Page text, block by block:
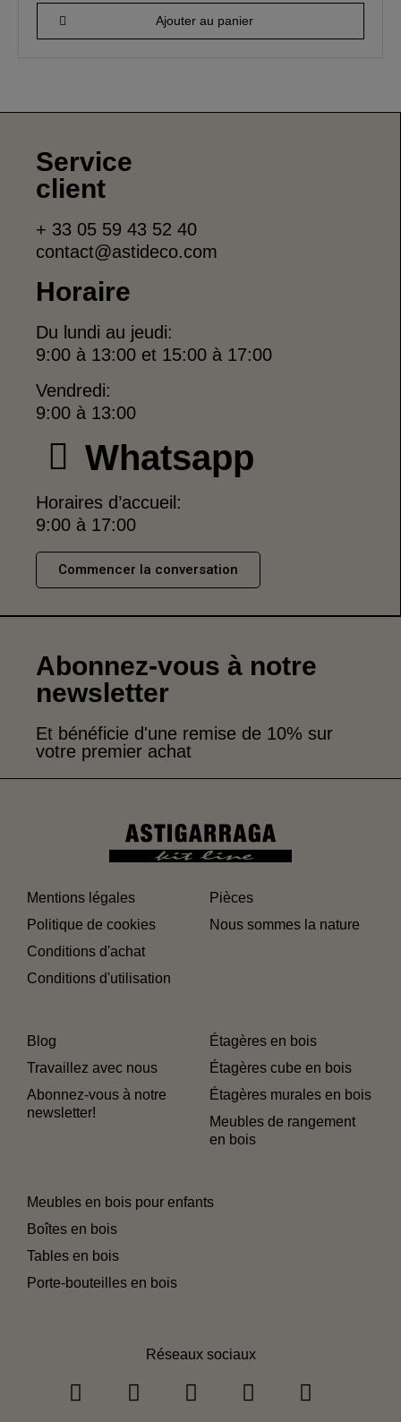
23,08 €
Ajouter au panier
Service
client
+ 33 05 59 43 52 40
contact@astideco.com
Horaire
Du lundi au jeudi:
9:00 à 13:00 et 15:00 à 17:00
Vendredi:
9:00 à 13:00
Whatsapp
Horaires d’accueil:
9:00 à 17:00
Commencer la conversation
Abonnez-vous à notre
newsletter
Et bénéficie d'une remise de 10% sur
votre premier achat
Mentions légales
Politique de cookies
Conditions d'achat
Conditions d'utilisation
Pièces
Nous sommes la nature
Blog
Travaillez avec nous
Abonnez-vous à notre
newsletter!
Étagères en bois
Étagères cube en bois
Étagères murales en bois
Meubles de rangement
en bois
Meubles en bois pour enfants
Boîtes en bois
Tables en bois
Porte-bouteilles en bois
Réseaux sociaux